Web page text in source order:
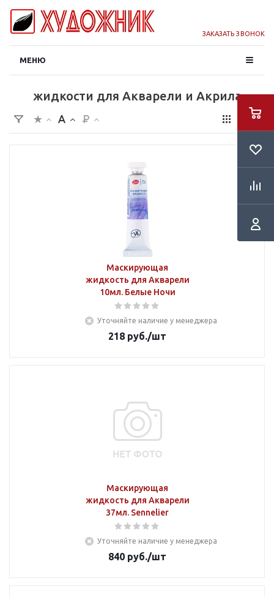
ЗАКАЗАТЬ ЗВОНОК
МЕНЮ
жидкости для Акварели и Акрила
Маскирующая
жидкость для Акварели
10мл. Белые Ночи
Уточняйте наличие у менеджера
218 руб./шт
Маскирующая
жидкость для Акварели
37мл. Sennelier
Уточняйте наличие у менеджера
840 руб./шт